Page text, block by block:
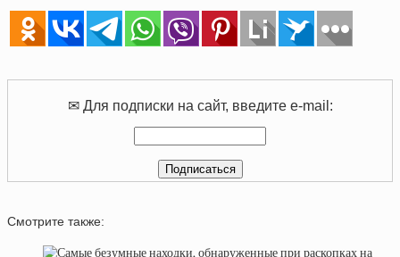
✉ Для подписки на сайт, введите e-mail:
Смотрите также: